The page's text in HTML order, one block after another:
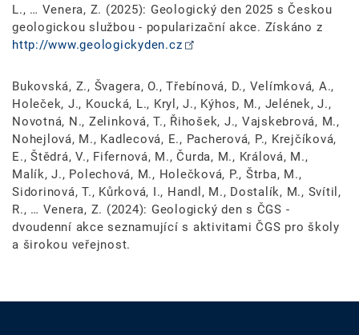
L., … Venera, Z. (2025): Geologický den 2025 s Českou
geologickou službou - popularizační akce. Získáno z
http://www.geologickyden.cz
Bukovská, Z., Švagera, O., Třebínová, D., Velímková, A.,
Holeček, J., Koucká, L., Kryl, J., Kýhos, M., Jelének, J.,
Novotná, N., Zelinková, T., Řihošek, J., Vajskebrová, M.,
Nohejlová, M., Kadlecová, E., Pacherová, P., Krejčíková,
E., Štědrá, V., Fifernová, M., Čurda, M., Králová, M.,
Malík, J., Polechová, M., Holečková, P., Štrba, M.,
Sidorinová, T., Kůrková, I., Handl, M., Dostalík, M., Svítil,
R., … Venera, Z. (2024): Geologický den s ČGS -
dvoudenní akce seznamující s aktivitami ČGS pro školy
a širokou veřejnost.